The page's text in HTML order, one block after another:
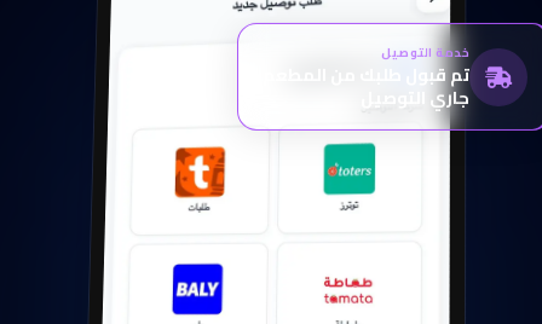
خدمة التوصيل
تم قبول طلبك من المطعم
جاري التوصيل